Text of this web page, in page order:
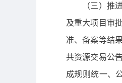
（三）推进
及重大项目审
准、备案等结
共资源交易公
成规则统一、